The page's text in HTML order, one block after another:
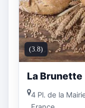
(3.8)
La Brunette
4 Pl. de la